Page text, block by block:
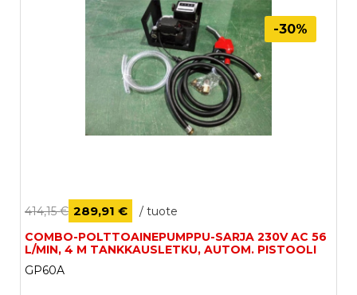
-30%
414,15 € 289,91 €
/ tuote
COMBO-POLTTOAINEPUMPPU-SARJA 230V AC 56
L/MIN, 4 M TANKKAUSLETKU, AUTOM. PISTOOLI
GP60A